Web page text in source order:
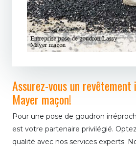
Assurez-vous un
Mayer maçon!
Pour une pose de goudron
est votre partenaire privilégié.
qualité avec nos services experts.